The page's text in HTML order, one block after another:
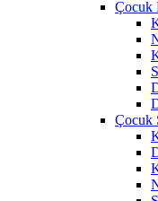
Çocuk
Çocuk